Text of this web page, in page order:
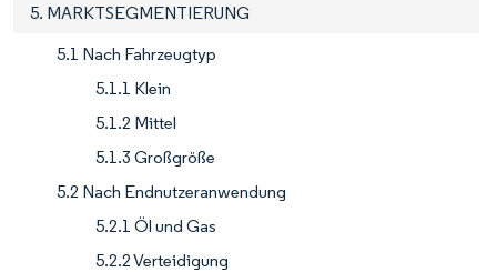
5. MARKTSEGMENTIERUNG
5.1 Nach Fahrzeugtyp
5.1.1 Klein
5.1.2 Mittel
5.1.3 Großgröße
5.2 Nach Endnutzeranwendung
5.2.1 Öl und Gas
5.2.2 Verteidigung